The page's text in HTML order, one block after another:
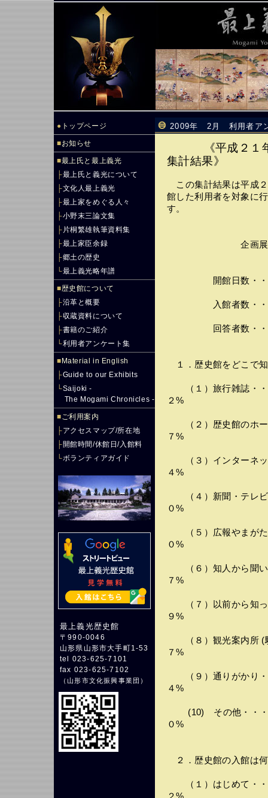
● トップページ
■お知らせ
■最上氏と最上義光
├最上氏と義光について
├文化人最上義光
├最上家をめぐる人々
├小野末三論文集
├ 片桐繁雄執筆資料集
├最上家臣余録
├郷土の歴史
└最上義光略年譜
■歴史館について
├沿革と概要
├収蔵資料について
├書籍のご紹介
└利用者アンケート集
■ Material in English
├Guide to our Exhibits
└Saijoki -
The Mogami Chronicles -
■ご利用案内
├アクセスマップ/所在地
├開館時間/休館日/入館料
└ボランティアガイド
最上義光歴史館
〒990-0046
山形県山形市大手町1-53
tel 023-625-7101
fax 023-625-7102
（山形市文化振興事業団 ）
2009年 2月 利用者ア
《平成２
集計結果》
この集計結果は平成
館した利用者を対象に
す。
企画展示 （
開館日数・・・・
入館者数・・・・
回答者数・・・
１．歴史館をどこで
（１）旅行雑誌・・
２%
（２）歴史館のホー
７%
（３）インターネッ
４%
（４）新聞・テレビ
０%
（５）広報やまがた
０%
（６）知人から聞い
７%
（７）以前から知っ
９%
（８）観光案内所 (
７%
（９）通りがかり・
４%
(10) その他・・・・
０%
２．歴史館の入館は
（１）はじめて・・